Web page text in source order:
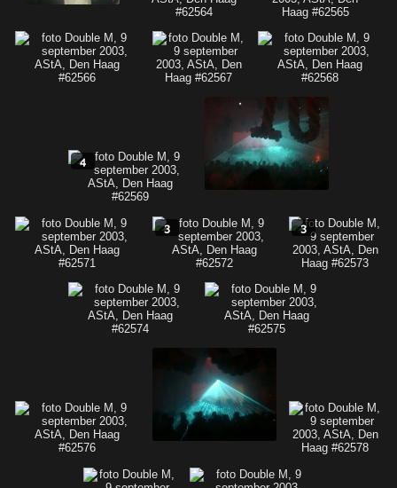
4
3 3